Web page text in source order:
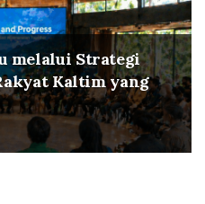
melalui Strategi
Kaltim yang